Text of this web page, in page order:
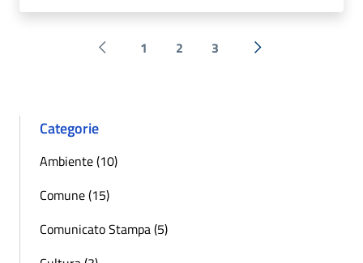
Pagina precedente
1 2 3 Successiva »
Categorie
Ambiente (10)
Comune (15)
Comunicato Stampa (5)